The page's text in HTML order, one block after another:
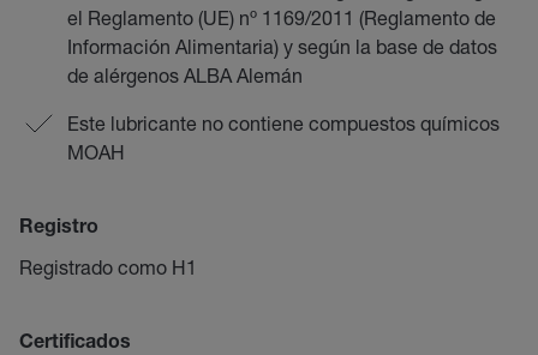
el Reglamento (UE) nº 1169/2011 (Reglamento de
Información Alimentaria) y según la base de datos
de alérgenos ALBA Alemán
Este lubricante no contiene compuestos químicos
MOAH
Registro
Registrado como H1
Certificados